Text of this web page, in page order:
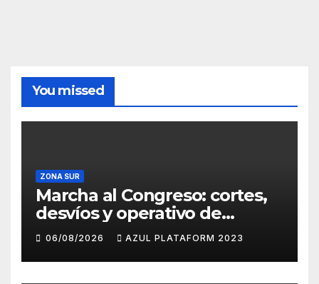
You missed
ZONA SUR
Marcha al Congreso: cortes,
desvíos y operativo de
seguridad por la protesta
contra la reforma de la Ley
de Tierras
06/08/2026 AZUL PLATAFORM 2023